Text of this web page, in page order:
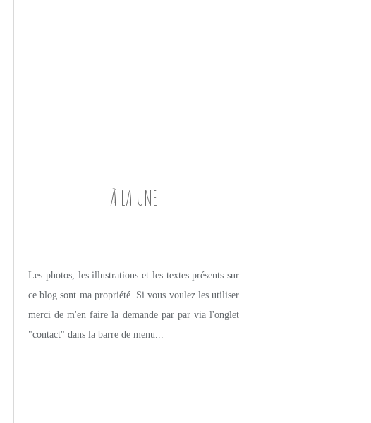
À LA UNE
Les photos, les illustrations et les textes présents sur
ce blog sont ma propriété. Si vous voulez les utiliser
merci de m'en faire la demande par par via l'onglet
"contact" dans la barre de menu...